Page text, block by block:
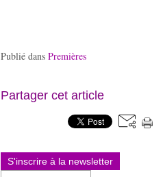
Publié dans Premières
Partager cet article
S'inscrire à la newsletter